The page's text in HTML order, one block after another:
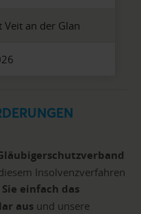
Veit an der Glan
Insolvenzverfahren
einfach das
aus und unsere